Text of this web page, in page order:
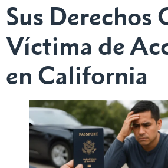
Sus Derechos
Víctima de
en California